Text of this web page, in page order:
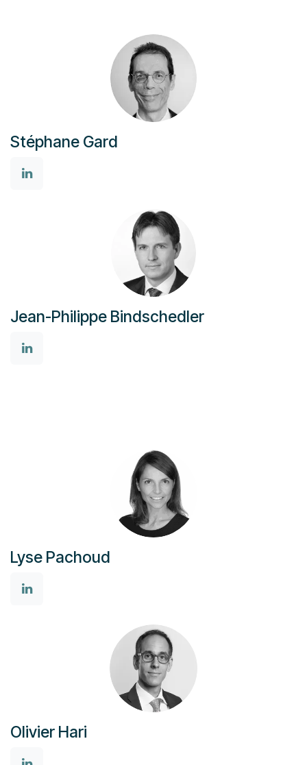
Stéphane Gard
Jean-Philippe Bindschedler
Lyse Pachoud
Olivier Hari